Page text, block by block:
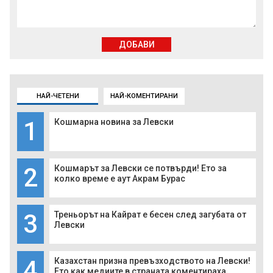
НАЙ-ЧЕТЕНИ НАЙ-КОМЕНТИРАНИ
1 Кошмарна новина за Левски
2
Кошмарът за Левски се потвърди! Ето за
колко време е аут Акрам Бурас
3
Треньорът на Кайрат е бесен след загубата от
Левски
Казахстан призна превъзходството на Левски!
ДОБАВИ